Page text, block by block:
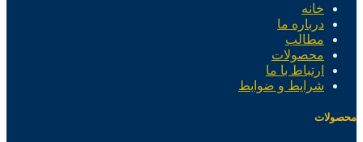
خانه
درباره ما
مطالب
محصولات
ارتباط با ما
شرایط و ضوابط
محصولات